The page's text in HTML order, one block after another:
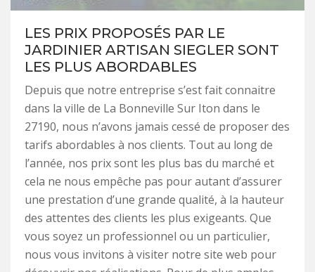
LES PRIX PROPOSÉS PAR LE
JARDINIER ARTISAN SIEGLER SONT
LES PLUS ABORDABLES
Depuis que notre entreprise s’est fait connaitre
dans la ville de La Bonneville Sur Iton dans le
27190, nous n’avons jamais cessé de proposer des
tarifs abordables à nos clients. Tout au long de
l’année, nos prix sont les plus bas du marché et
cela ne nous empêche pas pour autant d’assurer
une prestation d’une grande qualité, à la hauteur
des attentes des clients les plus exigeants. Que
vous soyez un professionnel ou un particulier,
nous vous invitons à visiter notre site web pour